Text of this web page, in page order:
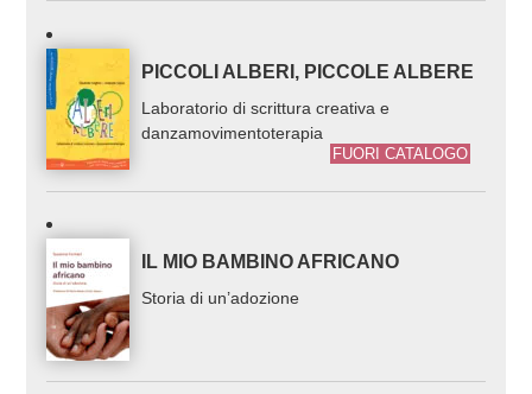
PICCOLI ALBERI, PICCOLE ALBERE
Laboratorio di scrittura creativa e
danzamovimentoterapia
FUORI CATALOGO
IL MIO BAMBINO AFRICANO
Storia di un’adozione